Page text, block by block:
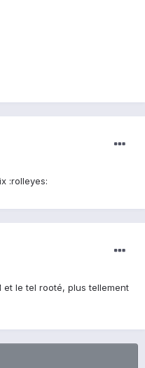
:rolleyes:
le tel rooté, plus tellement